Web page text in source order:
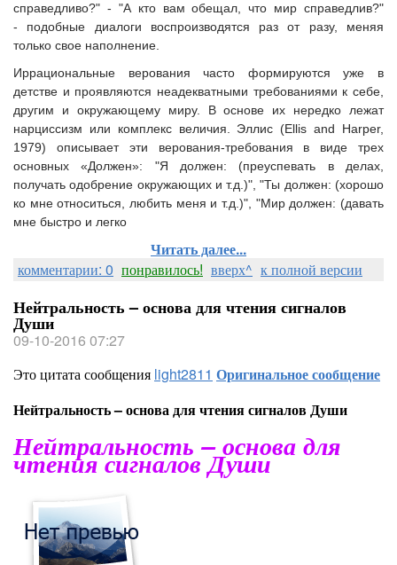
справедливо?" - "А кто вам обещал, что мир справедлив?"
- подобные диалоги воспроизводятся раз от разу, меняя
только свое наполнение.
Иррациональные верования часто формируются уже в
детстве и проявляются неадекватными требованиями к себе,
другим и окружающему миру. В основе их нередко лежат
нарциссизм или комплекс величия. Эллис (Ellis and Harper,
1979) описывает эти верования-требования в виде трех
основных «Должен»: "Я должен: (преуспевать в делах,
получать одобрение окружающих и т.д.)", "Ты должен: (хорошо
ко мне относиться, любить меня и т.д.)", "Мир должен: (давать
мне быстро и легко
Читать далее...
комментарии: 0 понравилось! вверх^ к полной версии
Нейтральность – основа для чтения сигналов
Души
09-10-2016 07:27
Это цитата сообщения light2811 Оригинальное сообщение
Нейтральность – основа для чтения сигналов Души
Нейтральность – основа для
чтения сигналов Души